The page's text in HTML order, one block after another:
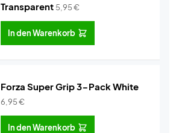
Transparent 5,95€
In den Warenkorb
Forza Super Grip 3-Pack White
6,95€
In den Warenkorb